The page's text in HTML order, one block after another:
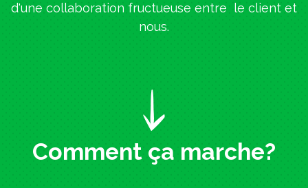
d'une collaboration fructueuse entre le client et
nous.
Comment ça marche?